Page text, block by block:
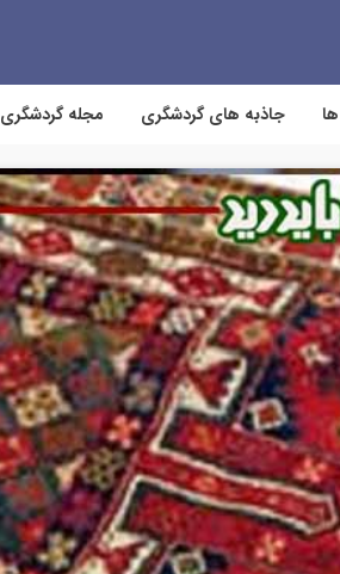
جاذبه های گردشگری مجله گردشگری